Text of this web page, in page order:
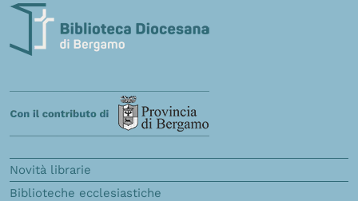
Novità librarie
Biblioteche ecclesiastiche